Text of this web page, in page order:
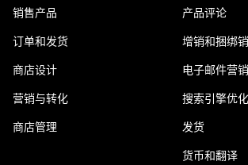
销售产品
订单和发货
商店设计
营销与转化
商店管理
产品评论
增销和捆绑
电子邮件营销
搜索引擎优
发货
货币和翻译